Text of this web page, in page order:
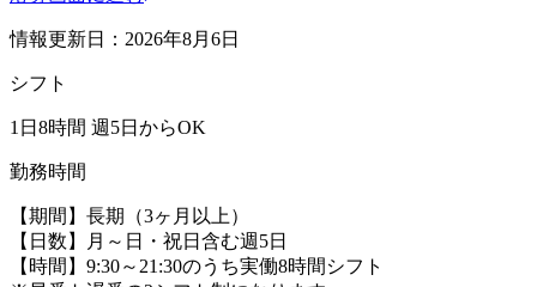
情報更新日：2026年8月6日
シフト
1日8時間 週5日からOK
勤務時間
【期間】長期（3ヶ月以上）
【日数】月～日・祝日含む週5日
【時間】9:30～21:30のうち実働8時間シフト